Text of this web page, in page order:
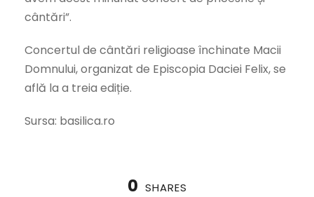
cântări”.
Concertul de cântări religioase închinate Macii
Domnului, organizat de Episcopia Daciei Felix, se
află la a treia ediție.
Sursa: basilica.ro
0 SHARES